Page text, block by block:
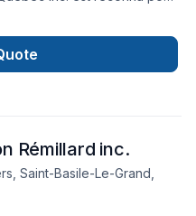
Bas St-
avec passion et
approche centrée sur le
service d'exception, centré
Rémillard inc.
Saint-Basile-Le-Grand,